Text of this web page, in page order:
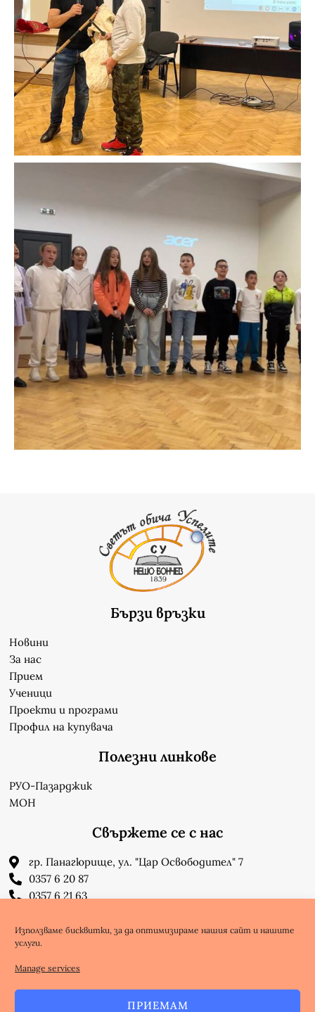
Използваме бисквитки, за да оптимизираме нашия сайт и нашите
услуги.
Manage services
ПРИЕМАМ
Бързи връзки
Новини
За нас
Прием
Ученици
Проекти и програми
Профил на купувача
Полезни линкове
РУО-Пазарджик
МОН
Свържете се с нас
гр. Панагюрище, ул. "Цар Освободител" 7
0357 6 20 87
0357 6 21 63
info-1302623@edu.mon.bg
Facebook
Youtube